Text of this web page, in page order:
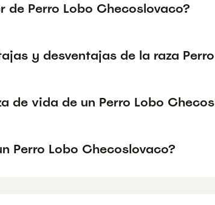
de Perro Lobo Checoslovaco?
y desventajas de la raza
de vida de un Perro Lobo
Perro Lobo Checoslovaco?